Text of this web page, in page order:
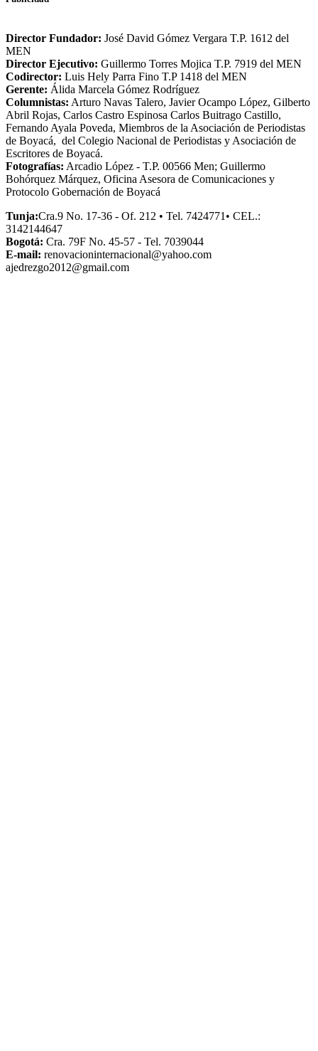
Director Fundador: José David Gómez Vergara T.P. 1612 del
MEN
Director Ejecutivo: Guillermo Torres Mojica T.P. 7919 del MEN
Codirector: Luis Hely Parra Fino T.P 1418 del MEN
Gerente: Álida Marcela Gómez Rodríguez
Columnistas: Arturo Navas Talero, Javier Ocampo López, Gilberto
Abril Rojas, Carlos Castro Espinosa Carlos Buitrago Castillo,
Fernando Ayala Poveda, Miembros de la Asociación de Periodistas
de Boyacá, del Colegio Nacional de Periodistas y Asociación de
Escritores de Boyacá.
Fotografías: Arcadio López - T.P. 00566 Men; Guillermo
Bohórquez Márquez, Oficina Asesora de Comunicaciones y
Protocolo Gobernación de Boyacá
Tunja:Cra.9 No. 17-36 - Of. 212 • Tel. 7424771• CEL.:
3142144647
Bogotá: Cra. 79F No. 45-57 - Tel. 7039044
E-mail: renovacioninternacional@yahoo.com
ajedrezgo2012@gmail.com